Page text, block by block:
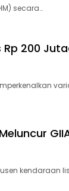
secara…
Rp 200
kendaraan